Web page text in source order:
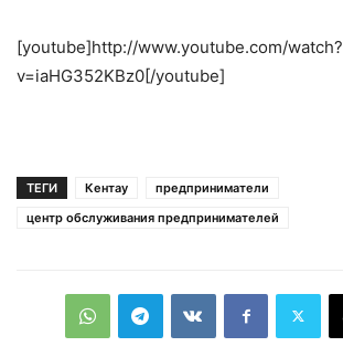
[youtube]http://www.youtube.com/watch?
v=iaHG352KBz0[/youtube]
ТЕГИ Кентау
предприниматели
центр обслуживания предпринимателей